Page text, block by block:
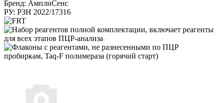
Бренд: АмплиСенс
РУ: РЗН 2022/17316